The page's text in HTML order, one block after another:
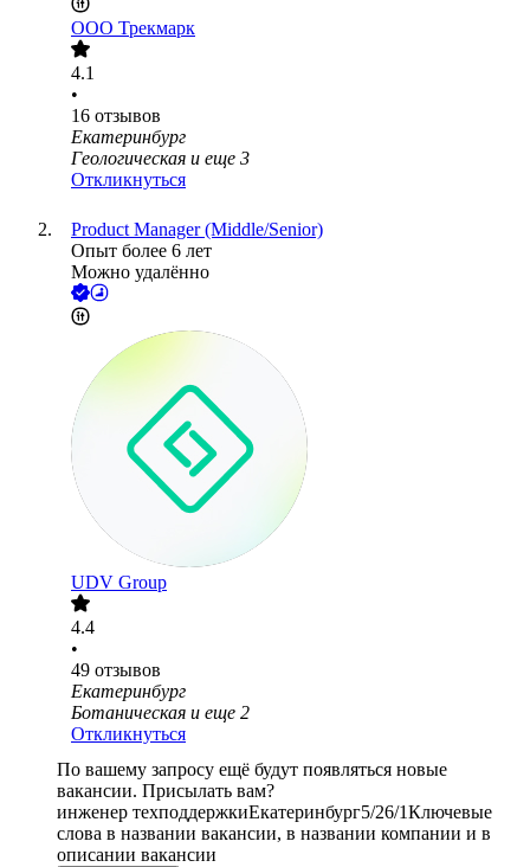
ООО Трекмарк
4.1
•
16 отзывов
Екатеринбург
Геологическая и еще 3
Откликнуться
Product Manager (Middle/Senior)
Опыт более 6 лет
Можно удалённо
UDV Group
4.4
•
49 отзывов
Екатеринбург
Ботаническая и еще 2
Откликнуться
По вашему запросу ещё будут появляться новые
вакансии. Присылать вам?
инженер техподдержкиЕкатеринбург5/26/1Ключевые
слова в названии вакансии, в названии компании и в
описании вакансии